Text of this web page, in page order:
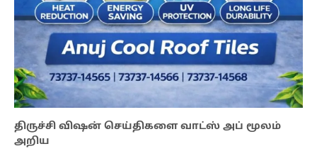
திருச்சி விஷன் செய்திகளை வாட்ஸ் அப் மூலம்
அறிய